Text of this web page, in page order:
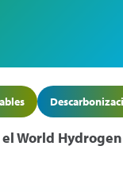
el World